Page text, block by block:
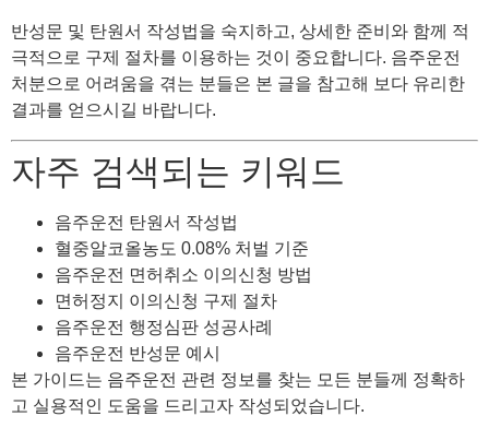
반성문 및 탄원서 작성법을 숙지하고, 상세한 준비와 함께 적
극적으로 구제 절차를 이용하는 것이 중요합니다. 음주운전
처분으로 어려움을 겪는 분들은 본 글을 참고해 보다 유리한
결과를 얻으시길 바랍니다.
자주 검색되는 키워드
음주운전 탄원서 작성법
혈중알코올농도 0.08% 처벌 기준
음주운전 면허취소 이의신청 방법
면허정지 이의신청 구제 절차
음주운전 행정심판 성공사례
음주운전 반성문 예시
본 가이드는 음주운전 관련 정보를 찾는 모든 분들께 정확하
고 실용적인 도움을 드리고자 작성되었습니다.